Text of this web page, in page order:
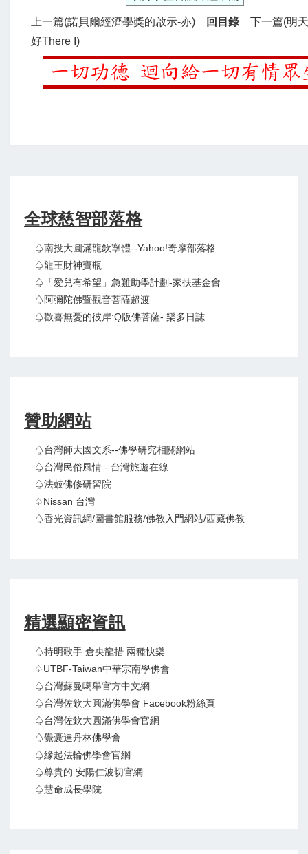
上一篇(諾貝爾經濟學獎的啟示-亦) 回目錄
下一篇(明
好There I)
全球慈智部落格
♤南投大圓滿龍欽寧體--Yahoo!奇摩部落格
♤龍王財神寶瓶
♤「愛兒有希望」急難助學計劃-家扶基金會
♤阿彌陀佛暨觀音菩薩超渡
♤歡喜無憂的彼岸:Q版佛菩薩- 樂多日誌
贊助網站
♤台灣師大國文系--佛學研究相關網站
♤台灣民俗風情 - 台灣旅遊在線
♤法鼓佛修研習院
♤Nissan 台灣
♤香光資訊網/圖書館服務/佛教入門網站/西藏佛教
精選顯密資訊
♤持明歌手 倉央龍措 兩種快樂
♤UTBF-Taiwan中華宗南學佛會
♤台灣蘇曼噶舉官方中文網
♤台灣佐欽大圓滿佛學會 Facebook粉絲頁
♤台灣佐欽大圓滿佛學會官網
♤覺囊達丹林佛學會
♤緣起法輪佛學會官網
♤尊貴的 安陽仁波切官網
♤慧命成長學院